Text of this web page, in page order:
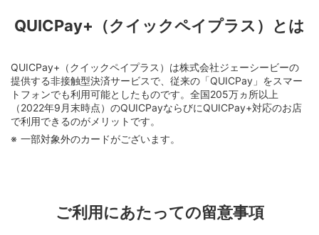
QUICPay+（クイックペイプラス）とは
QUICPay+（クイックペイプラス）は株式会社ジェーシービーの
提供する非接触型決済サービスで、従来の「QUICPay」をスマー
トフォンでも利用可能としたものです。全国205万ヵ所以上
（2022年9月末時点）のQUICPayならびにQUICPay+対応のお店
で利用できるのがメリットです。
一部対象外のカードがございます。
ご利用にあたっての留意事項